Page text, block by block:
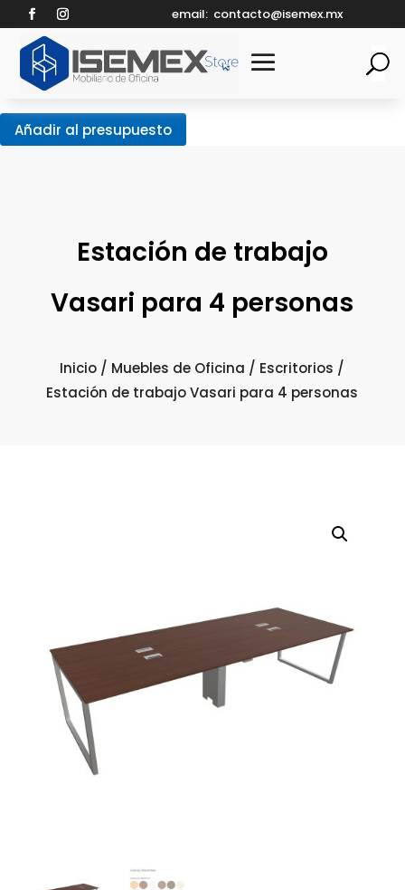
email: contacto@isemex.mx
Añadir al presupuesto
Estación de trabajo
Vasari para 4 personas
Inicio / Muebles de Oficina / Escritorios /
Estación de trabajo Vasari para 4 personas